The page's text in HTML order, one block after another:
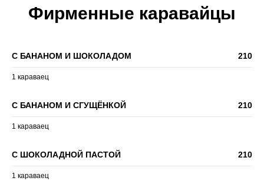
Фирменные каравайцы
С БАНАНОМ И ШОКОЛАДОМ 210
1 караваец
С БАНАНОМ И СГУЩЁНКОЙ 210
1 караваец
С ШОКОЛАДНОЙ ПАСТОЙ 210
1 караваец